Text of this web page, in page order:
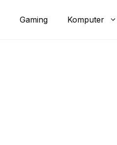
Gaming Komputer